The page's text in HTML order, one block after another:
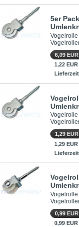
5er
Vogelrolle
6,09
1,22
1,29
1,29
0,99
0,99